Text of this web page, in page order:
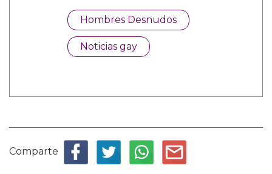
Hombres Desnudos
Noticias gay
Comparte